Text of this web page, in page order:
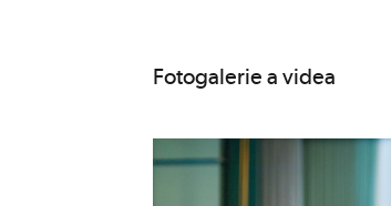
Fotogalerie a videa